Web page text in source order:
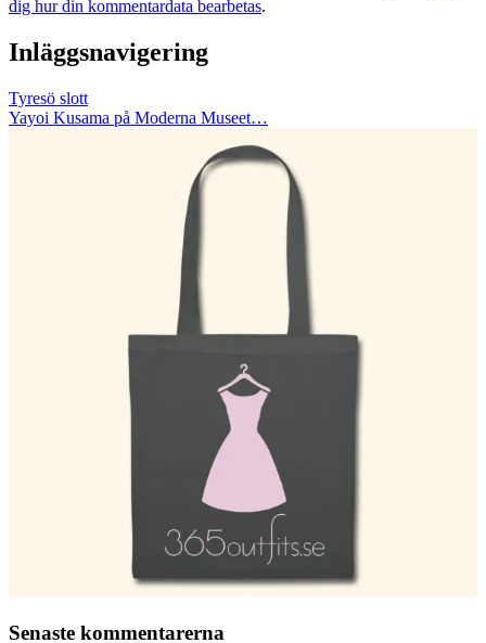
dig hur din kommentardata bearbetas.
Inläggsnavigering
Tyresö slott
Yayoi Kusama på Moderna Museet…
Senaste kommentarerna